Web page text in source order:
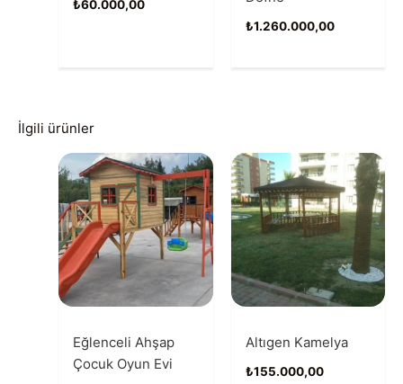
₺60.000,00
₺1.260.000,00
İlgili ürünler
Eğlenceli Ahşap
Çocuk Oyun Evi
Altıgen Kamelya
₺155.000,00